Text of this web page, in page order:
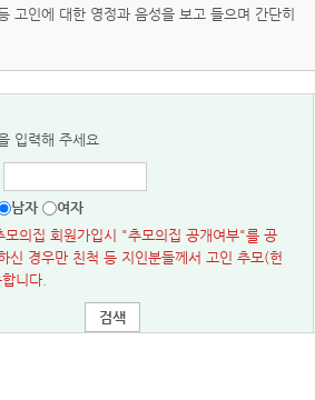
고인에 대한 영정과 음성을 보고 들으며 간단히
남자
여자
의집 회원가입시 "추모의집 공개여부"를 공
신 경우만 친척 등 지인분들께서 고인 추모(헌
니다.